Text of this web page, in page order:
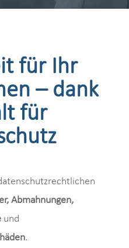
für Ihr
– dank
für
Abmahnungen,
und
.